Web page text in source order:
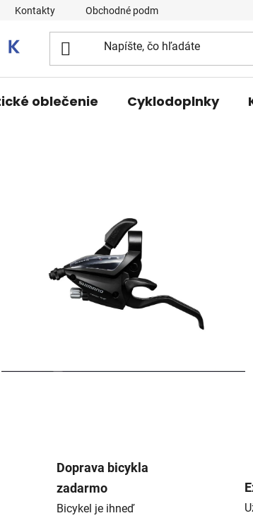
Kontakty Obchodné podmienky
oblečenie Cyklodoplnky
Doprava bicykla
zadarmo
Bicykel je ihneď